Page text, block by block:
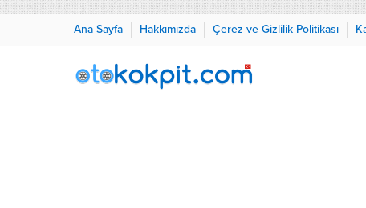
Ana Sayfa Hakkımızda Çerez ve Gizlilik Politikası